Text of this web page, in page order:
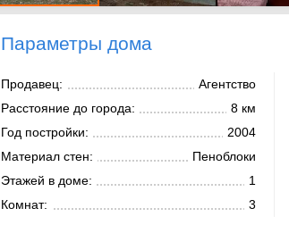
Параметры дома
Продавец:
Агентство
Расстояние до города:
8 км
Год постройки:
2004
Материал стен:
Пеноблоки
Этажей в доме:
1
Комнат:
3